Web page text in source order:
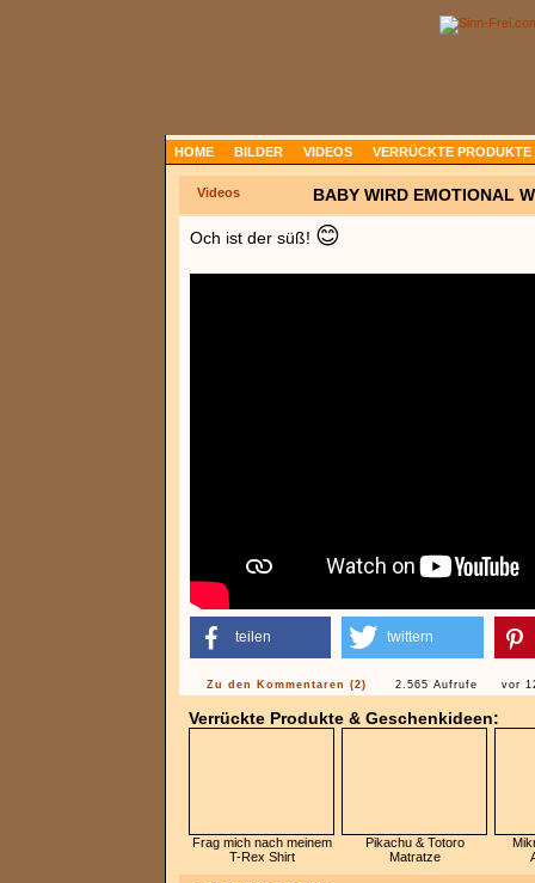
HOME BILDER VIDEOS VERRÜCKTE PRODUKTE
Videos BABY WIRD EMOTIONAL
Och ist der süß! 😊
teilen twittern
Zu den Kommentaren (2) 2.565 Aufrufe vor
Verrückte Produkte & Geschenkideen:
Frag mich nach meinem
T-Rex Shirt
Pikachu & Totoro
Matratze